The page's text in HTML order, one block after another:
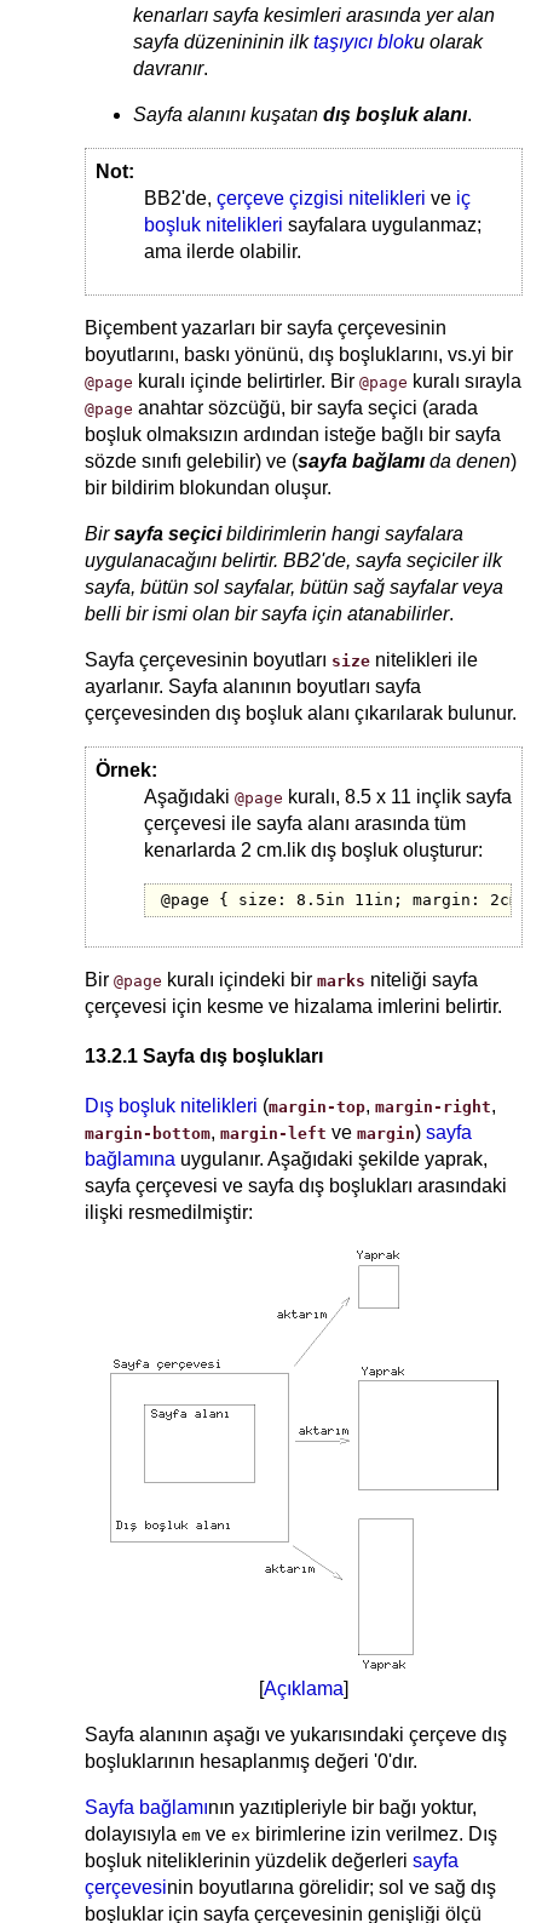
kenarları sayfa kesimleri arasında yer alan
sayfa düzenininin ilktaşıyıcı bloku olarak
davranır.
Sayfa alanını kuşatan dış boşluk alanı.
Not:
BB2'de, çerçeve çizgisi nitelikleri ve iç
boşluk nitelikleri sayfalara uygulanmaz;
ama ilerde olabilir.
Biçembent yazarları bir sayfa çerçevesinin
boyutlarını, baskı yönünü, dış boşluklarını, vs.yi bir
@page kuralı içinde belirtirler. Bir @page kuralı sırayla
@page anahtar sözcüğü, bir sayfa seçici (arada
boşluk olmaksızın ardından isteğe bağlı bir sayfa
sözde sınıfı gelebilir) ve (sayfa bağlamı da denen)
bir bildirim blokundan oluşur.
Birsayfa seçicibildirimlerin hangi sayfalara
uygulanacağını belirtir. BB2'de, sayfa seçiciler ilk
sayfa, bütün sol sayfalar, bütün sağ sayfalar veya
belli bir ismi olan bir sayfa için atanabilirler.
Sayfa çerçevesinin boyutları size nitelikleri ile
ayarlanır. Sayfa alanının boyutları sayfa
çerçevesinden dış boşluk alanı çıkarılarak bulunur.
Örnek:
Aşağıdaki @page kuralı, 8.5 x 11 inçlik sayfa
çerçevesi ile sayfa alanı arasında tüm
kenarlarda 2 cm.lik dış boşluk oluşturur:
@page { size: 8.5in 11in; margin: 2cm }
Bir @page kuralı içindeki bir marks niteliği sayfa
çerçevesi için kesme ve hizalama imlerini belirtir.
13.2.1 Sayfa dış boşlukları
Dış boşluk nitelikleri (margin-top, margin-right,
margin-bottom, margin-left ve margin) sayfa
bağlamına uygulanır. Aşağıdaki şekilde yaprak,
sayfa çerçevesi ve sayfa dış boşlukları arasındaki
ilişki resmedilmiştir:
[Açıklama]
Sayfa alanının aşağı ve yukarısındaki çerçeve dış
boşluklarının hesaplanmış değeri '0'dır.
Sayfa bağlamının yazıtipleriyle bir bağı yoktur,
dolayısıyla em ve ex birimlerine izin verilmez. Dış
boşluk niteliklerinin yüzdelik değerleri sayfa
çerçevesinin boyutlarına görelidir; sol ve sağ dış
boşluklar için sayfa çerçevesinin genişliği ölçü